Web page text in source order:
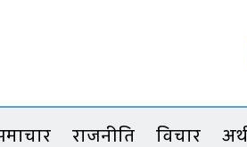
राजनीति विचार